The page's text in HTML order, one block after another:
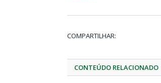
COMPARTILHAR:
CONTEÚDO RELACIONADO